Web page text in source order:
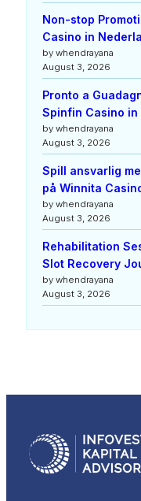
Non-stop
Casino in
by whendrayana
August 3, 2026
Pronto a
Spinfin Casino
by whendrayana
August 3, 2026
Spill ansvarlig
på Winnita
by whendrayana
August 3, 2026
Rehabilitation
Slot Recovery
by whendrayana
August 3, 2026